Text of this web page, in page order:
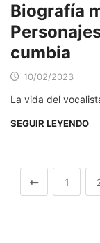
Biografía
cumbia
10/02/2023
La vida del
SEGUIR LEYENDO
1